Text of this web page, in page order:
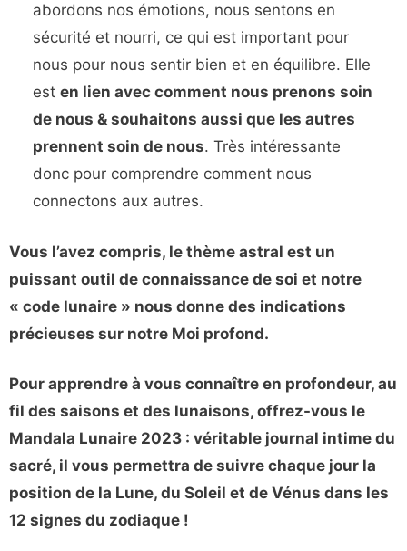
abordons nos émotions, nous sentons en
sécurité et nourri, ce qui est important pour
nous pour nous sentir bien et en équilibre. Elle
est en lien avec comment nous prenons soin
de nous & souhaitons aussi que les autres
prennent soin de nous. Très intéressante
donc pour comprendre comment nous
connectons aux autres.
Vous l’avez compris, le thème astral est un
puissant outil de connaissance de soi et notre
« code lunaire » nous donne des indications
précieuses sur notre Moi profond.
Pour apprendre à vous connaître en profondeur, au
fil des saisons et des lunaisons, offrez-vous le
Mandala Lunaire 2023 : véritable journal intime du
sacré, il vous permettra de suivre chaque jour la
position de la Lune, du Soleil et de Vénus dans les
12 signes du zodiaque !